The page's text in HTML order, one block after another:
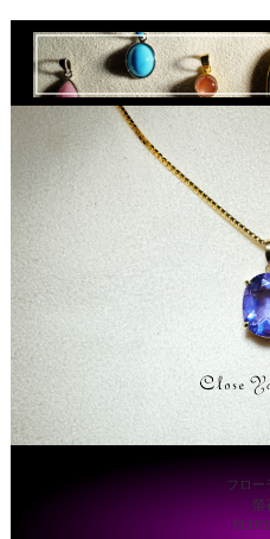
フロー
螢